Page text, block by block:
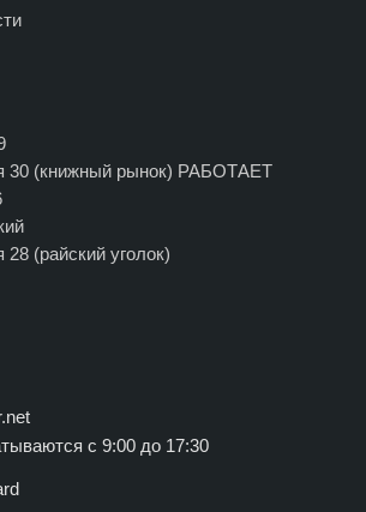
30 (книжный рынок) РАБОТАЕТ
28 (райский уголок)
с 9:00 до 17:30